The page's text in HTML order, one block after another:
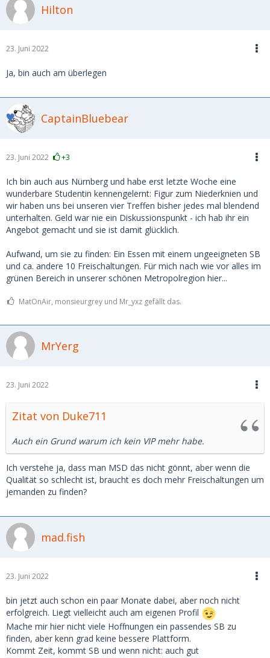
Hilton
23. Juni 2022
Ja, bin auch am überlegen
CaptainBluebear
23. Juni 2022 +3
Ich bin auch aus Nürnberg und habe erst letzte Woche eine
wunderbare Studentin kennengelernt: Figur zum Niederknien und
wir haben uns bei unseren vier Treffen bisher jedes mal blendend
unterhalten. Geld war nie ein Diskussionspunkt - ich hab ihr ein
Angebot gemacht und sie ist damit glücklich.
Aufwand, um sie zu finden: Ein Essen mit einem ungeeigneten SB
und ca. andere 10 Freischaltungen. Für mich nach wie vor alles im
grünen Bereich in unserer schönen Metropolregion hier...
MatOnAir, monsieurgrey und Mr_yxz gefällt das.
MrYerg
23. Juni 2022
Zitat von Duke711
Auch ein Grund warum ich kein VIP mehr habe.
Ich verstehe ja, dass man MSD das nicht gönnt, aber wenn die
Qualität so schlecht ist, braucht es doch mehr Freischaltungen um
jemanden zu finden?
mad.fish
23. Juni 2022
bin jetzt auch schon ein paar Monate dabei, aber noch nicht
erfolgreich. Liegt vielleicht auch am eigenen Profil
Mache mir hier nicht viele Hoffnungen ein passendes SB zu
finden, aber kenn grad keine bessere Plattform.
Kommt Zeit, kommt SB und wenn nicht: auch gut